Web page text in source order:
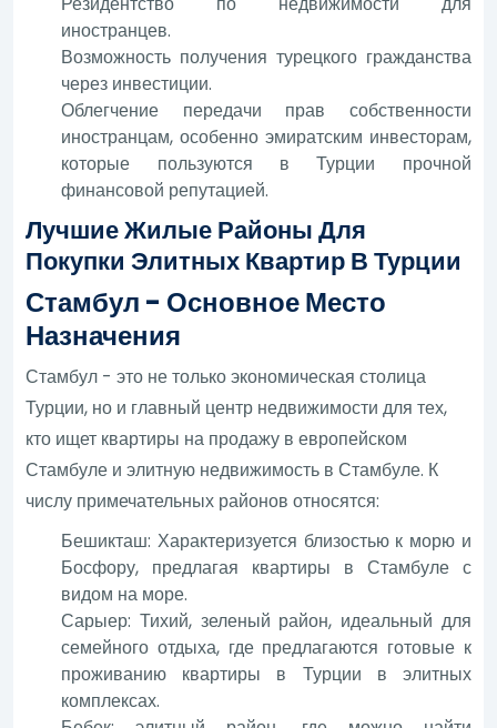
иностранцев.
Возможность получения турецкого гражданства
через инвестиции.
Облегчение передачи прав собственности
иностранцам, особенно эмиратским инвесторам,
которые пользуются в Турции прочной
финансовой репутацией.
Лучшие Жилые Районы Для
Покупки Элитных Квартир В Турции
Стамбул - Основное Место
Назначения
Стамбул - это не только экономическая столица
Турции, но и главный центр недвижимости для тех,
кто ищет квартиры на продажу в европейском
Стамбуле и элитную недвижимость в Стамбуле. К
числу примечательных районов относятся:
Бешикташ: Характеризуется близостью к морю и
Босфору, предлагая квартиры в Стамбуле с
видом на море.
Сарыер: Тихий, зеленый район, идеальный для
семейного отдыха, где предлагаются готовые к
проживанию квартиры в Турции в элитных
комплексах.